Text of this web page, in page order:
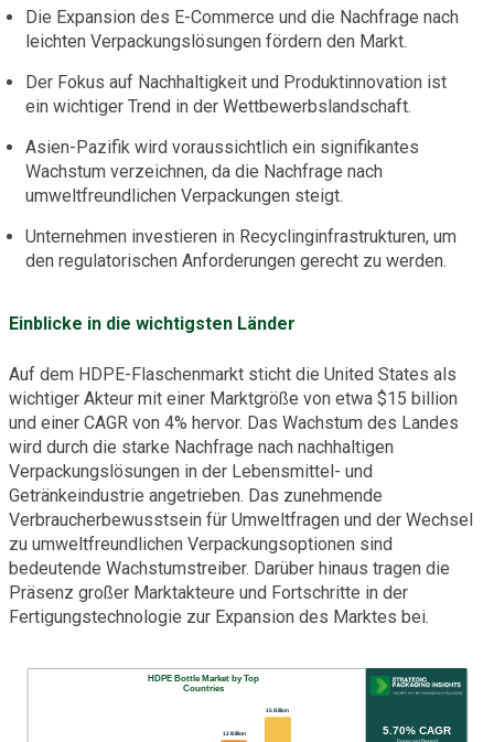
Die Expansion des E-Commerce und die Nachfrage nach
leichten Verpackungslösungen fördern den Markt.
Der Fokus auf Nachhaltigkeit und Produktinnovation ist
ein wichtiger Trend in der Wettbewerbslandschaft.
Asien-Pazifik wird voraussichtlich ein signifikantes
Wachstum verzeichnen, da die Nachfrage nach
umweltfreundlichen Verpackungen steigt.
Unternehmen investieren in Recyclinginfrastrukturen, um
den regulatorischen Anforderungen gerecht zu werden.
Einblicke in die wichtigsten Länder
Auf dem HDPE-Flaschenmarkt sticht die United States als
wichtiger Akteur mit einer Marktgröße von etwa $15 billion
und einer CAGR von 4% hervor. Das Wachstum des Landes
wird durch die starke Nachfrage nach nachhaltigen
Verpackungslösungen in der Lebensmittel- und
Getränkeindustrie angetrieben. Das zunehmende
Verbraucherbewusstsein für Umweltfragen und der Wechsel
zu umweltfreundlichen Verpackungsoptionen sind
bedeutende Wachstumstreiber. Darüber hinaus tragen die
Präsenz großer Marktakteure und Fortschritte in der
Fertigungstechnologie zur Expansion des Marktes bei.